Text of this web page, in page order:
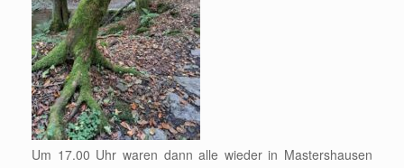
Um 17.00 Uhr waren dann alle wieder in Mastershausen